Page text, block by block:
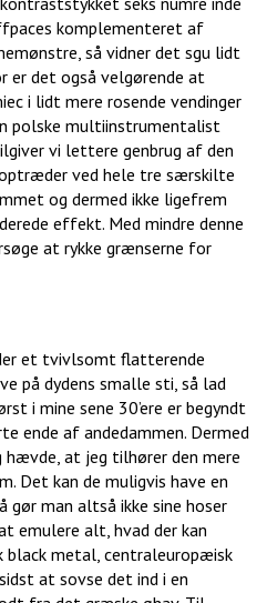
komplementeret af
så vidner det sgu lidt
er det også velgørende at
i lidt mere rosende vendinger
polske multiinstrumentalist
vi lettere genbrug af den
ved hele tre særskilte
og dermed ikke ligefrem
effekt. Med mindre denne
at rykke grænserne for
et tvivlsomt flatterende
på dydens smalle sti, så lad
i mine sene 30’ere er begyndt
ende af andedammen. Dermed
at jeg tilhører den mere
Det kan de muligvis have en
gør man altså ikke sine hoser
emulere alt, hvad der kan
black metal, centraleuropæisk
at sovse det ind i en